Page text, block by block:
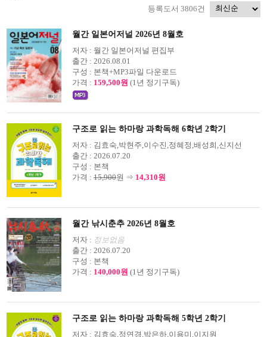
등록도서 3806건
월간 일본어저널 2026년 8월호
저자 : 월간 일본어저널 편집부
출간 : 2026.08.01
구성 : 본책+MP3파일 다운로드
가격 : 159,500원 (1년 정기구독)
구조로 읽는 하마랑 과학독해 6학년 2학기
저자 : 김효숙,박현주,이수진,정혜정,배성희,신지선
출간 : 2026.07.20
구성 : 본책
가격 : 15,900원 ⇒ 14,310원
월간 낚시춘추 2026년 8월호
저자 : 정보없음
출간 : 2026.07.20
구성 : 본책
가격 : 140,000원 (1년 정기구독)
구조로 읽는 하마랑 과학독해 5학년 2학기
저자 : 김효숙,정연경,박은하,이용미,이지원